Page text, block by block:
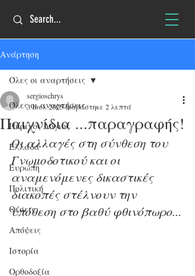
Ανάρτηση
Όλες οι αναρτήσεις
Πύρινος Λόγιος
Ελλάδα
Ευρώπη
Πολιτική
Θέσεις
Απόψεις
Ιστορία
Ορθοδοξία
Όλες οι αναρτήσεις
Παιχνίδια ...παραγραφής!
sergioschrys
3 Ιουλ 2025διαβάστηκε 2 λεπτά
Οι αλλαγές στη σύνθεση του
Γνωμοδοτικού και οι
αναμενόμενες δικαστικές
διακοπές στέλνουν την
υπόθεση στο βαθύ φθινόπωρο...